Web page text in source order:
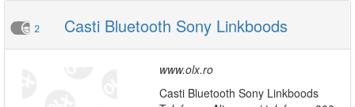
2 Casti Bluetooth Sony Linkboods
www.olx.ro
Casti Bluetooth Sony Linkboods